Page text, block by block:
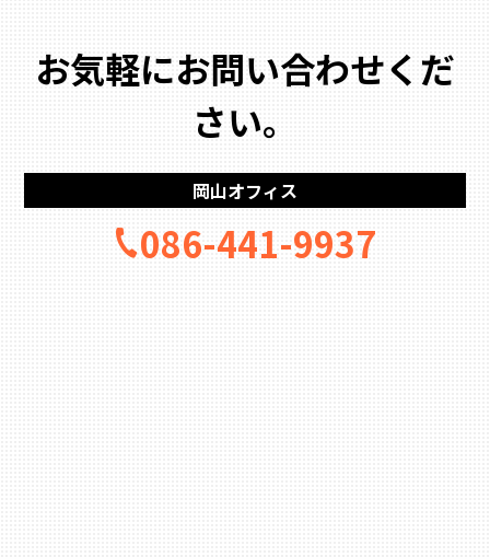
お気軽にお問い合わせくだ
さい。
岡山オフィス
086-441-9937